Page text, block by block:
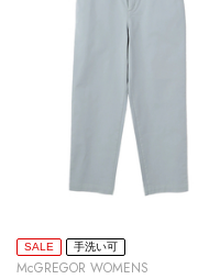
SALE 手洗い可
McGREGOR WOMENS